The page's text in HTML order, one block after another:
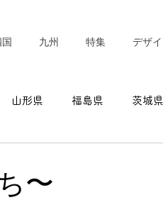
九州 特集 デザ
山形県 福島県 茨城県
〜